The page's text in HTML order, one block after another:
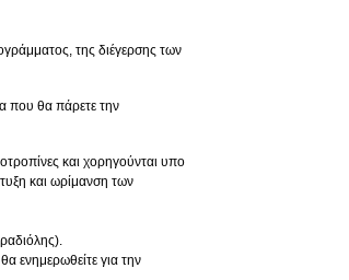
της διέγερσης των
που θα πάρετε την
και χορηγούνται υπο
και ωρίμανση των
ενημερωθείτε για την